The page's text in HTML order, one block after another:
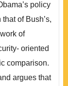
policy
of Bush’s,
of
oriented
comparison.
argues that